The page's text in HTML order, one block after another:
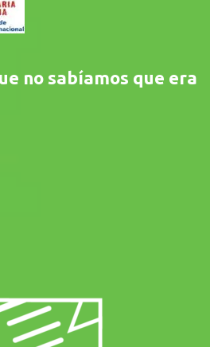
no sabíamos que era